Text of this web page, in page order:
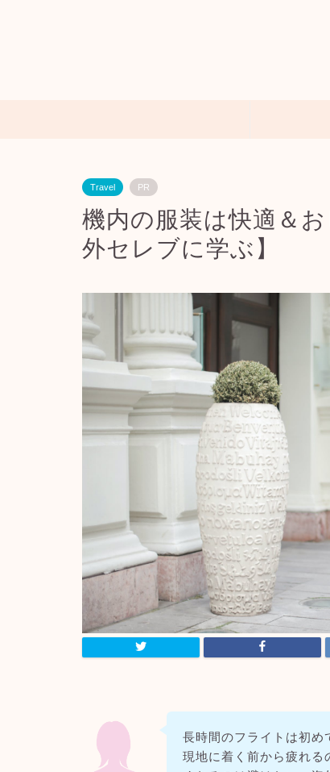
Travel PR
機内の服装は快適＆
外セレブに学ぶ】
長時間のフライトは初め
現地に着く前から疲れる